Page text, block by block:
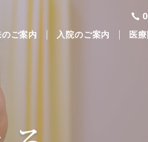
ご案内 入院のご案内 医